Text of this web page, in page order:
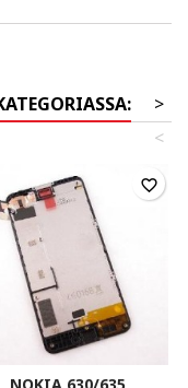
>
<
favorite_border